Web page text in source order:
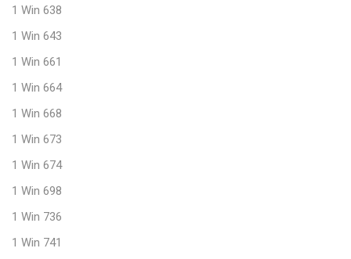
1 Win 638
1 Win 643
1 Win 661
1 Win 664
1 Win 668
1 Win 673
1 Win 674
1 Win 698
1 Win 736
1 Win 741